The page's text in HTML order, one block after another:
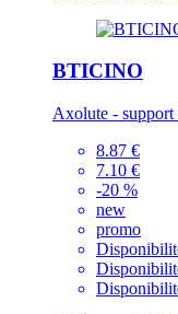
BTICINO
Axolute - support
8.87 €
7.10 €
-20 %
new
promo